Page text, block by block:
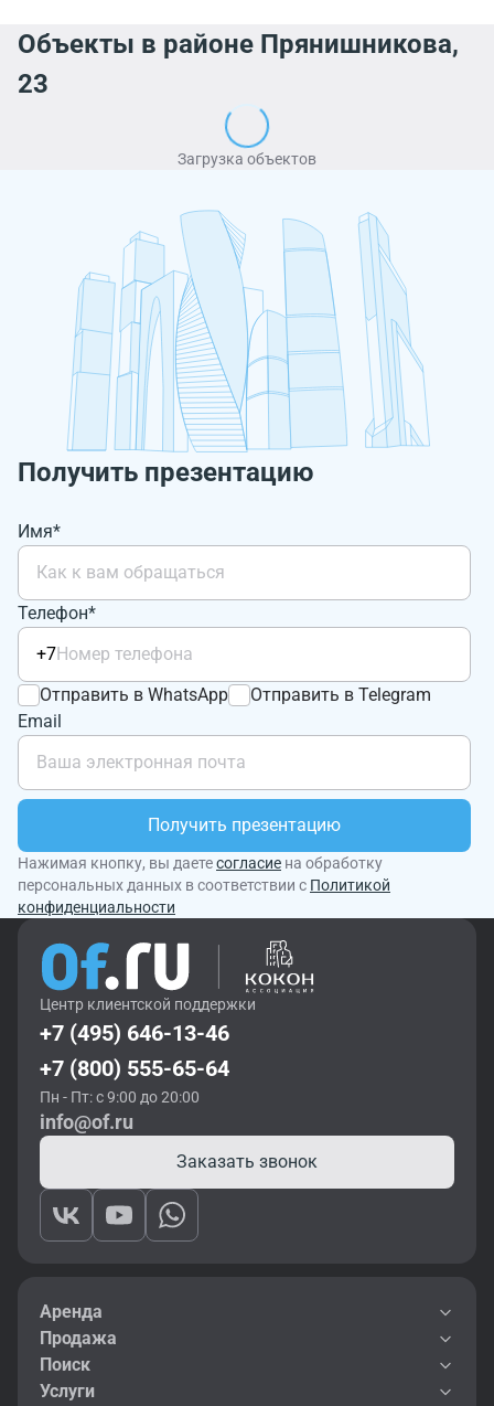
Объекты в районе Прянишникова,
23
Загрузка объектов
Получить презентацию
Имя*
Телефон*
+7
Отправить в WhatsApp
Отправить в Telegram
Email
Получить презентацию
Нажимая кнопку, вы даетесогласие на обработку
персональных данных в соответствии с Политикой
конфиденциальности
Центр клиентской поддержки
+7 (495) 646-13-46
+7 (800) 555-65-64
Пн - Пт: с 9:00 до 20:00
info@of.ru
Заказать звонок
Аренда
Продажа
Поиск
Услуги